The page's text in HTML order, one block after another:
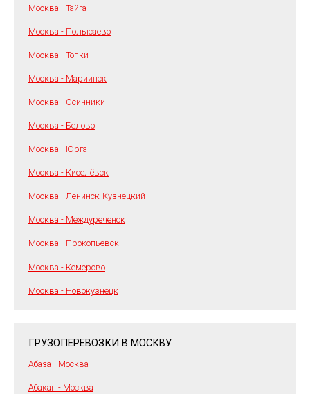
Москва - Тайга
Москва - Полысаево
Москва - Топки
Москва - Мариинск
Москва - Осинники
Москва - Белово
Москва - Юрга
Москва - Киселёвск
Москва - Ленинск-Кузнецкий
Москва - Междуреченск
Москва - Прокопьевск
Москва - Кемерово
Москва - Новокузнецк
ГРУЗОПЕРЕВОЗКИ В МОСКВУ
Абаза - Москва
Абакан - Москва